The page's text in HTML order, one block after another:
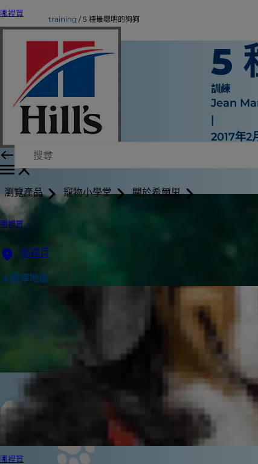
哪裡買
瀏覽產品 寵物小學堂 關於希爾思
哪裡買
哪裡買
選擇地區
哪裡買
training 5 種最聰明的狗狗
5
訓練
Jean
|
2017年2